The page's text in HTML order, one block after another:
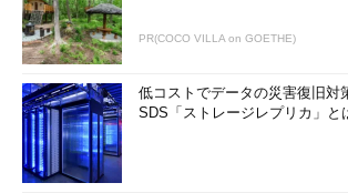
PR(COCO VILLA on GOETHE)
低コストでデータの災害復旧対
SDS「ストレージレプリカ」と